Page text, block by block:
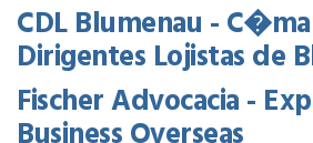
CDL Blumenau -
Dirigentes Lojistas de
Fischer Advocacia -